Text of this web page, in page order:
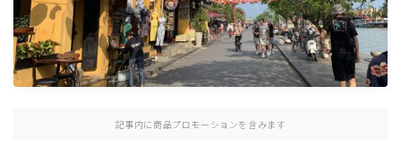
海外旅行
旅の準備情報
ラテンアメリカ
記事内に商品プロモーションを含みます